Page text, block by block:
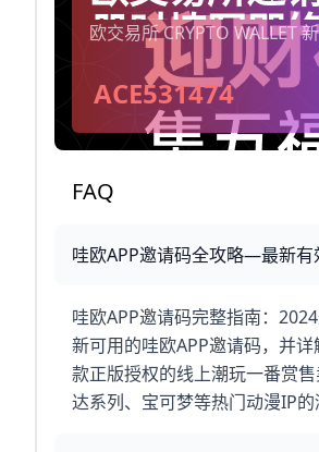
册时填写即
20%（每天
欧交易所 CRYPTO WALLET
ACE531474
FAQ
哇欧APP邀请码全攻略—最新有
哇欧APP邀请码完整指南：
新可用的哇欧APP邀请码，并
款正版授权的线上潮玩一番赏
达系列、宝可梦等热门动漫IP的